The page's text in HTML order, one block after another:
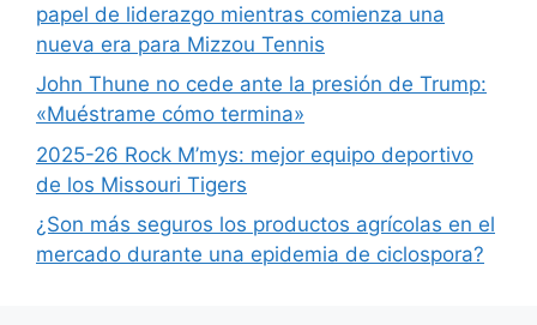
papel de liderazgo mientras comienza una
nueva era para Mizzou Tennis
John Thune no cede ante la presión de Trump:
«Muéstrame cómo termina»
2025-26 Rock M’mys: mejor equipo deportivo
de los Missouri Tigers
¿Son más seguros los productos agrícolas en el
mercado durante una epidemia de ciclospora?